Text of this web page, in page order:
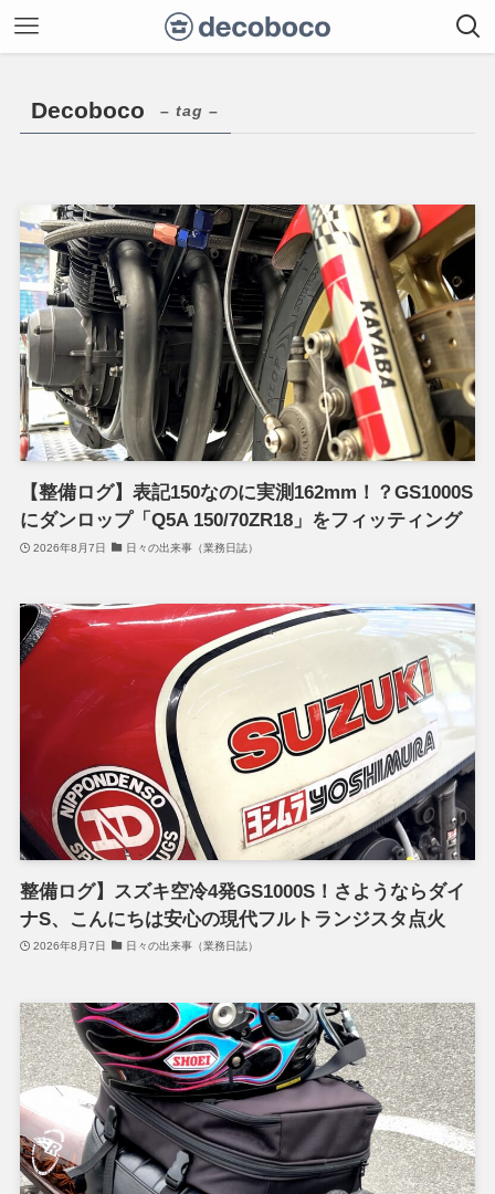
Decoboco – tag –
【整備ログ】表記150なのに実測162mm！？GS1000S
にダンロップ「Q5A 150/70ZR18」をフィッティング
2026年8月7日 日々の出来事（業務日誌）
整備ログ】スズキ空冷4発GS1000S！さようならダイ
ナS、こんにちは安心の現代フルトランジスタ点火
2026年8月7日 日々の出来事（業務日誌）